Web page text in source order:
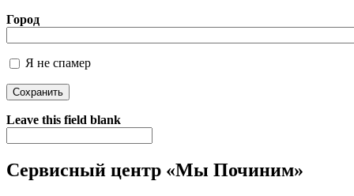
Город
Я не спамер
Я спамер
Leave this field blank
Сервисный центр «Мы Починим»